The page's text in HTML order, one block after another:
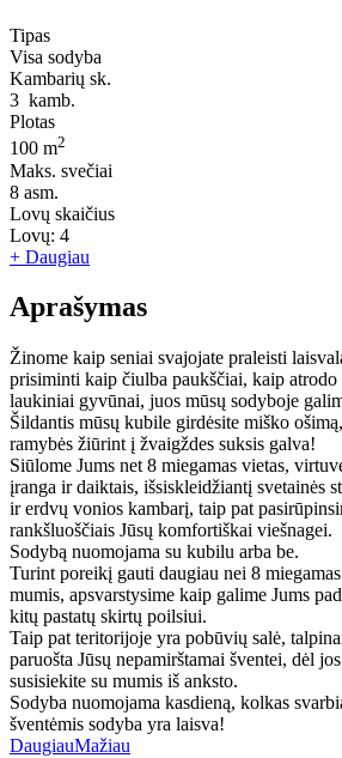
Tipas
Visa sodyba
Kambarių sk.
3 kamb.
Plotas
100 m2
Maks. svečiai
8 asm.
Lovų skaičius
Lovų: 4
+ Daugiau
Aprašymas
Žinome kaip seniai svajojate praleisti
prisiminti kaip čiulba paukščiai, kaip
laukiniai gyvūnai, juos mūsų sodyboje
Šildantis mūsų kubile girdėsite miško
ramybės žiūrint į žvaigždes suksis galva!
Siūlome Jums net 8 miegamas vietas,
įranga ir daiktais, išsiskleidžiantį svetainės
ir erdvų vonios kambarį, taip pat
rankšluoščiais Jūsų komfortiškai viešnagei.
Sodybą nuomojama su kubilu arba be.
Turint poreikį gauti daugiau nei 8
mumis, apsvarstysime kaip galime Jums
kitų pastatų skirtų poilsiui.
Taip pat teritorijoje yra pobūvių salė,
paruošta Jūsų nepamirštamai šventei, dėl
susisiekite su mumis iš anksto.
Sodyba nuomojama kasdieną, kolkas
šventėmis sodyba yra laisva!
DaugiauMažiau